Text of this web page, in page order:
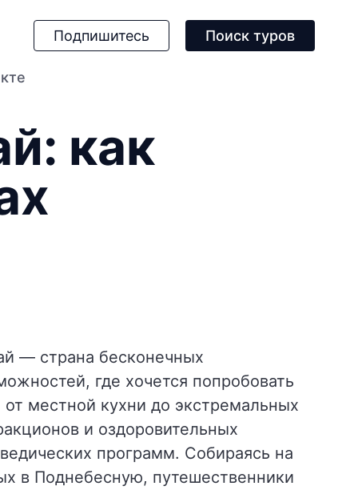
Подпишитесь Поиск туров
как
— страна бесконечных
где хочется попробовать
от местной кухни до экстремальных
и оздоровительных
программ. Собираясь на
в Поднебесную, путешественники